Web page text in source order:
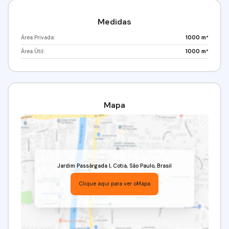
Medidas
Área Privada: 1000 m²
Área Útil: 1000 m²
Mapa
Jardim Passárgada I, Cotia, São Paulo, Brasil
Clique aqui para ver oMapa